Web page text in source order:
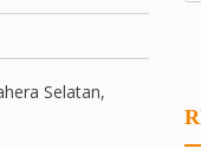
Selatan,